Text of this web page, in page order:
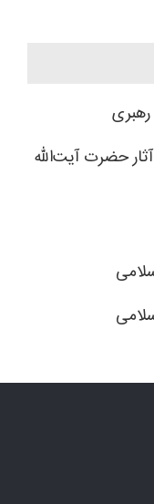
حضرت آیت‌الله